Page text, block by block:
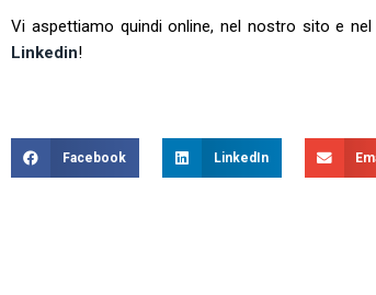
Vi aspettiamo quindi online, nel nostro sito e
Linkedin!
Facebook LinkedIn